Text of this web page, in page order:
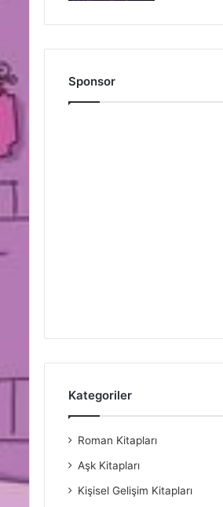
Sponsor
Kategoriler
Roman Kitapları
Aşk Kitapları
Kişisel Gelişim Kitapları